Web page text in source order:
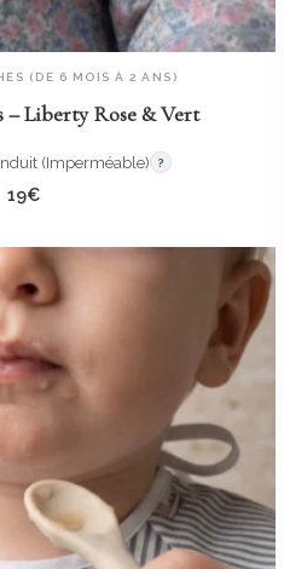
AU PANIER
(DE 6 MOIS À 2 ANS)
– Liberty Rose & Vert
(Imperméable) ?
19€